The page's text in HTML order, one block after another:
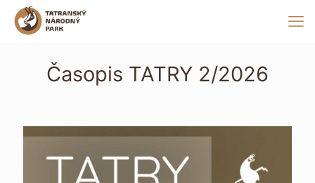
Časopis TATRY 2/2026